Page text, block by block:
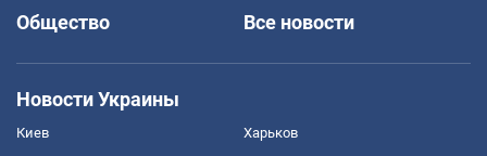
Общество
Все новости
Новости Украины
Киев Харьков